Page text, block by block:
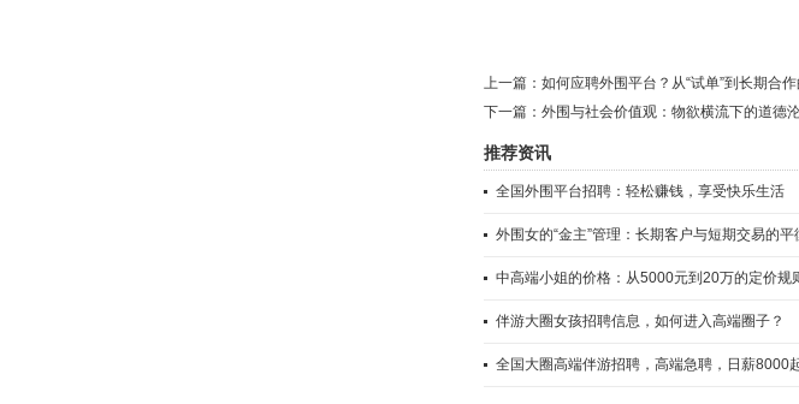
上一篇： 如何应聘外围平台？从“试单”到长期合
下一篇： 外围与社会价值观：物欲横流下的道德
推荐资讯
全国外围平台招聘：轻松赚钱，享受快乐生活
外围女的“金主”管理：长期客户与短期交易的平
中高端小姐的价格：从5000元到20万的定价规
伴游大圈女孩招聘信息，如何进入高端圈子？
全国大圈高端伴游招聘，高端急聘，日薪8000